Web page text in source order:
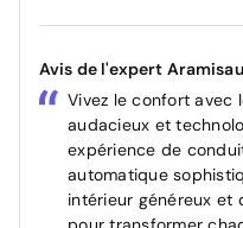
Avis de l'expert
Vivez le confort avec
audacieux et
expérience de
automatique
intérieur généreux et